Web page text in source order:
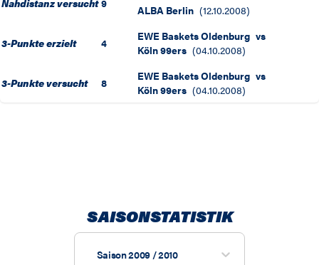
Nahdistanz versucht 9
ALBA Berlin (12.10.2008)
3-Punkte erzielt 4 EWE Baskets Oldenburg vs
Köln 99ers (04.10.2008)
3-Punkte versucht 8 EWE Baskets Oldenburg vs
Köln 99ers (04.10.2008)
SAISONSTATISTIK
Saison 2009 / 2010